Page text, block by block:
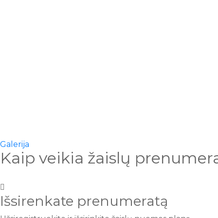
Galerija
Kaip veikia žaislų
Išsirenkate prenumeratą